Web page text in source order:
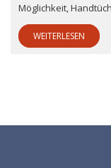
Möglichkeit,
WEITERLESEN